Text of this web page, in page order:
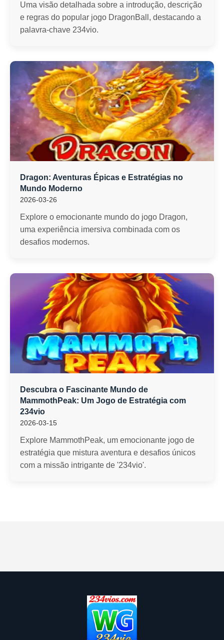
Uma visão detalhada sobre a introdução, descrição
e regras do popular jogo DragonBall, destacando a
palavra-chave 234vio.
Dragon: Aventuras Épicas e Estratégias no
Mundo Moderno
2026-03-26
Explore o emocionante mundo do jogo Dragon,
uma experiência imersiva combinada com os
desafios modernos.
Descubra o Fascinante Mundo de
MammothPeak: Um Jogo de Estratégia com
234vio
2026-03-15
Explore MammothPeak, um emocionante jogo de
estratégia que mistura aventura e desafios únicos
com a missão intrigante de '234vio'.